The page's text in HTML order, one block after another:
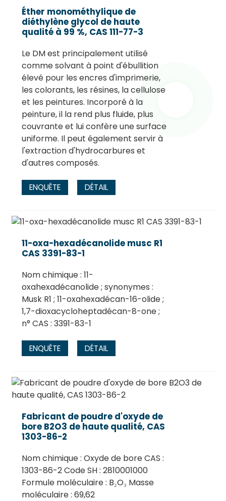
Éther monométhylique de
diéthylène glycol de haute
qualité à 99 %, CAS 111-77-3
Le DM est principalement utilisé
comme solvant à point d'ébullition
élevé pour les encres d'imprimerie,
les colorants, les résines, la cellulose
et les peintures. Incorporé à la
peinture, il la rend plus fluide, plus
couvrante et lui confère une surface
uniforme. Il peut également servir à
l'extraction d'hydrocarbures et
d'autres composés.
ENQUÊTE DÉTAIL
11-oxa-hexadécanolide musc R1
CAS 3391-83-1
Nom chimique : 11-
oxahexadécanolide ; synonymes :
Musk R1 ; 11-oxahexadécan-16-olide ;
1,7-dioxacycloheptadécan-8-one ;
n° CAS : 3391-83-1
ENQUÊTE DÉTAIL
Fabricant de poudre d'oxyde de
bore B2O3 de haute qualité, CAS
1303-86-2
Nom chimique : Oxyde de bore CAS :
1303-86-2 Code SH : 2810001000
Formule moléculaire : B₂O₃ Masse
moléculaire : 69,62